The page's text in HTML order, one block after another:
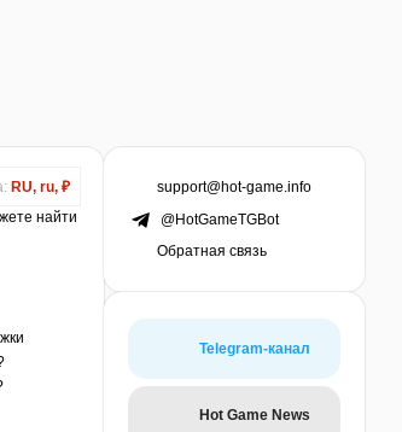
RU, ru, ₽
найти
support@hot-game.info
@HotGameTGBot
Обратная связь
Telegram-канал
Hot Game News